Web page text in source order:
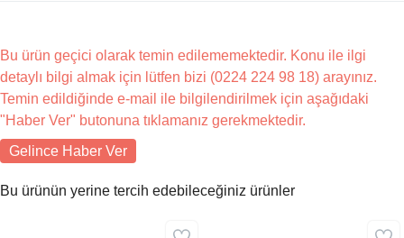
Bu ürün geçici olarak temin edilememektedir. Konu ile ilgi
detaylı bilgi almak için lütfen bizi (0224 224 98 18) arayınız.
Temin edildiğinde e-mail ile bilgilendirilmek için aşağıdaki
"Haber Ver" butonuna tıklamanız gerekmektedir.
Gelince Haber Ver
Bu ürünün yerine tercih edebileceğiniz ürünler